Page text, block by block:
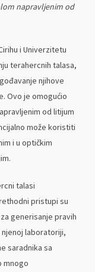
napravljenim od
i Univerzitetu
terahercnih talasa,
njihove
Ovo je omogućio
od litijum
može koristiti
i u optičkim
talasi
pristupi su
generisanje pravih
njenoj laboratoriji,
saradnika sa
mnogo